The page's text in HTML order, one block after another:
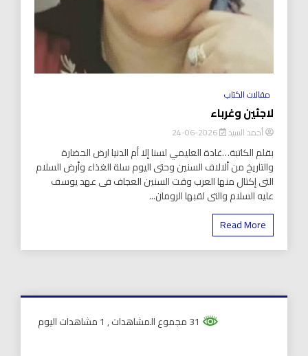
مقالات الكتاب
لاجئين وغرباء
أحمد السيد 2026-06-24
بقلم الكاتبة…غادة العليمي لسنا إلا أم الدنيا ارض الحضارة
والتاريخ من ألالاف السنين وحتى اليوم سلة الغذاء وأرض السلام
التى إكتال منها العرب وقت السنين العجاف فى عهد يوسف
عليه السلام والتى لقبها الرومان...
Read More
, 1 مشاهدات اليوم